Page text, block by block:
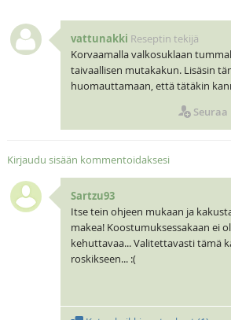
vattunakki Reseptin tekijä
Korvaamalla valkosuklaan
taivaallisen mutakakun. Lisäsin
huomauttamaan, että tätäkin
Seuraa
Kirjaudu sisään kommentoidaksesi
Sartzu93
Itse tein ohjeen mukaan ja
makea! Koostumuksessakaan ei
kehuttavaa... Valitettavasti tämä
roskikseen... :(